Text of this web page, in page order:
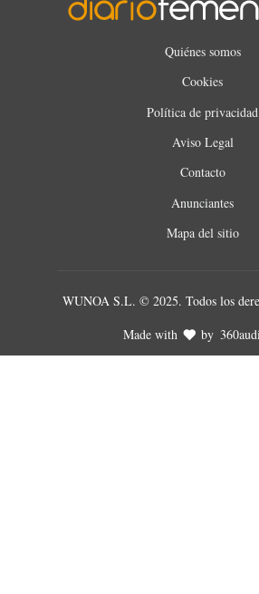
Quiénes somos
Cookies
Política de privacidad
Aviso Legal
Contacto
Anunciantes
Mapa del sitio
WUNOA S.L. © 2025. Todos los
Made with
by